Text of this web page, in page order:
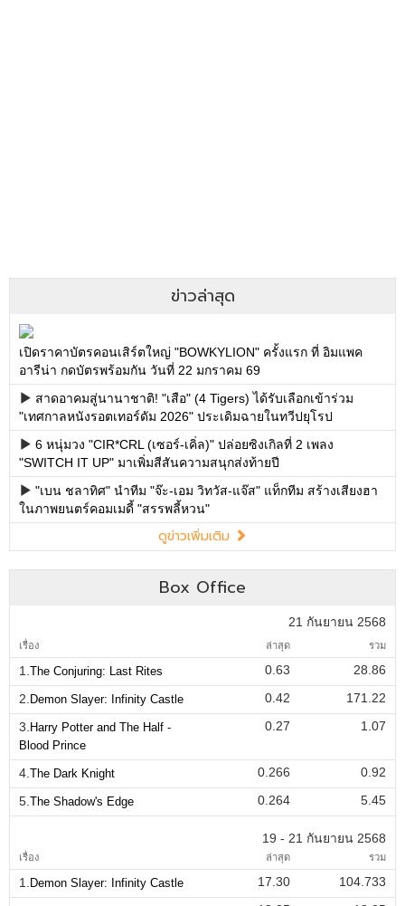
ข่าวล่าสุด
เปิดราคาบัตรคอนเสิร์ตใหญ่ "BOWKYLION" ครั้งแรก ที่ อิมแพค
อารีน่า กดบัตรพร้อมกัน วันที่ 22 มกราคม 69
สาดอาคมสู่นานาชาติ! "เสือ" (4 Tigers) ได้รับเลือกเข้าร่วม
"เทศกาลหนังรอตเทอร์ดัม 2026" ประเดิมฉายในทวีปยุโรป
6 หนุ่มวง "CIR*CRL (เซอร์-เคิ่ล)" ปล่อยซิงเกิลที่ 2 เพลง
"SWITCH IT UP" มาเพิ่มสีสันความสนุกส่งท้ายปี
"เบน ชลาทิศ" นำทีม "จ๊ะ-เอม วิทวัส-แจ๊ส" แท็กทีม สร้างเสียงฮา
ในภาพยนตร์คอมเมดี้ "สรรพลี้หวน"
ดูข่าวเพิ่มเติม
Box Office
21 กันยายน 2568
เรื่อง ล่าสุด รวม
1. The Conjuring: Last Rites 0.63
28.86
2. Demon Slayer: Infinity Castle 0.42
171.22
3. Harry Potter and The Half -
Blood Prince
0.27 1.07
4. The Dark Knight 0.266
0.92
5. The Shadow's Edge 0.264 5.45
19 - 21 กันยายน 2568
เรื่อง ล่าสุด รวม
1. Demon Slayer: Infinity Castle 17.30
104.733